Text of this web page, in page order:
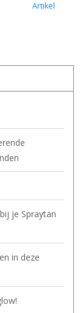
Artikel
je Spraytan
in deze